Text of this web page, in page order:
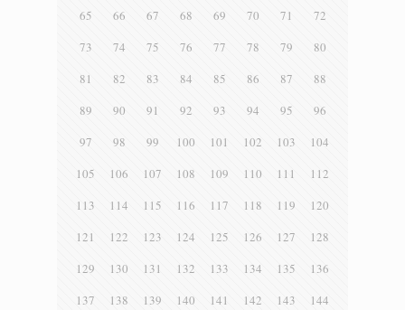
65
66 67 68 69 70 71
72
73
74 75 76 77 78 79
80
81
82 83 84 85 86 87
88
89
90 91 92 93 94 95
96
97
98 99 100 101 102 103
104
105
106 107 108 109 110 111
112
113
114 115 116 117 118 119
120
121
122 123 124 125 126 127
128
129
130 131 132 133 134 135
136
137
138 139 140 141 142 143
144